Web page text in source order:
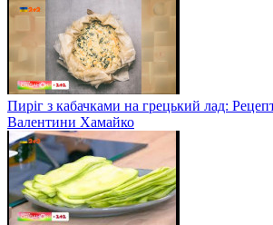
Пиріг з кабачками на грецький лад:
Валентини Хамайко